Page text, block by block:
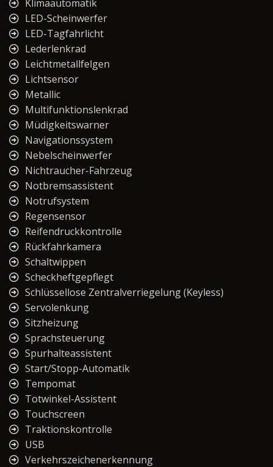
Klimaautomatik
LED-Scheinwerfer
LED-Tagfahrlicht
Lederlenkrad
Leichtmetallfelgen
Lichtsensor
Metallic
Multifunktionslenkrad
Müdigkeitswarner
Navigationssystem
Nebelscheinwerfer
Nichtraucher-Fahrzeug
Notbremsassistent
Notrufsystem
Regensensor
Reifendruckkontrolle
Rückfahrkamera
Schaltwippen
Scheckheftgepflegt
Schlüssellose Zentralverriegelung (Keyless)
Servolenkung
Sitzheizung
Sprachsteuerung
Spurhalteassistent
Start/Stopp-Automatik
Tempomat
Totwinkel-Assistent
Touchscreen
Traktionskontrolle
USB
Verkehrszeichenerkennung